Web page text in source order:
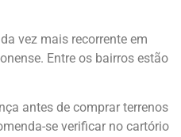
vez mais recorrente em
Entre os bairros estão
antes de comprar terrenos
se verificar no cartório